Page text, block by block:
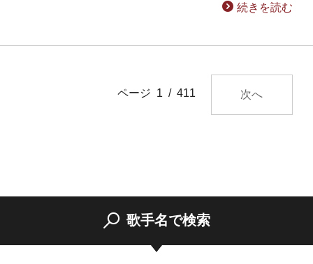
続きを読む
ページ 1 / 411 次へ
歌手名で検索